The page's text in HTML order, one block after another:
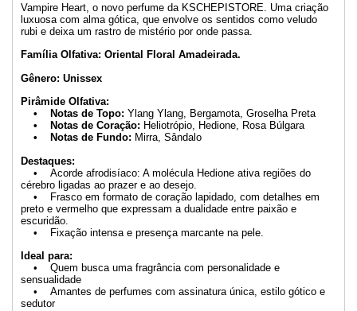
Vampire Heart, o novo perfume da KSCHEPISTORE. Uma criação
luxuosa com alma gótica, que envolve os sentidos como veludo
rubi e deixa um rastro de mistério por onde passa.
Família Olfativa: Oriental Floral Amadeirada.
Gênero: Unissex
Pirâmide Olfativa:
• Notas de Topo: Ylang Ylang, Bergamota, Groselha Preta
• Notas de Coração: Heliotrópio, Hedione, Rosa Búlgara
• Notas de Fundo: Mirra, Sândalo
Destaques:
• Acorde afrodisíaco: A molécula Hedione ativa regiões do
cérebro ligadas ao prazer e ao desejo.
• Frasco em formato de coração lapidado, com detalhes em
preto e vermelho que expressam a dualidade entre paixão e
escuridão.
• Fixação intensa e presença marcante na pele.
Ideal para:
• Quem busca uma fragrância com personalidade e
sensualidade
• Amantes de perfumes com assinatura única, estilo gótico e
sedutor